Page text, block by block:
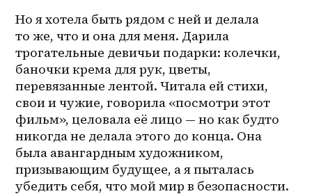
Но я хотела быть рядом с ней и делала
то же, что и она для меня. Дарила
трогательные девичьи подарки: колечки,
баночки крема для рук, цветы,
перевязанные лентой. Читала ей стихи,
свои и чужие, говорила «посмотри этот
фильм», целовала её лицо — но как будто
никогда не делала этого до конца. Она
была авангардным художником,
призывающим будущее, а я пыталась
убедить себя, что мой мир в безопасности.